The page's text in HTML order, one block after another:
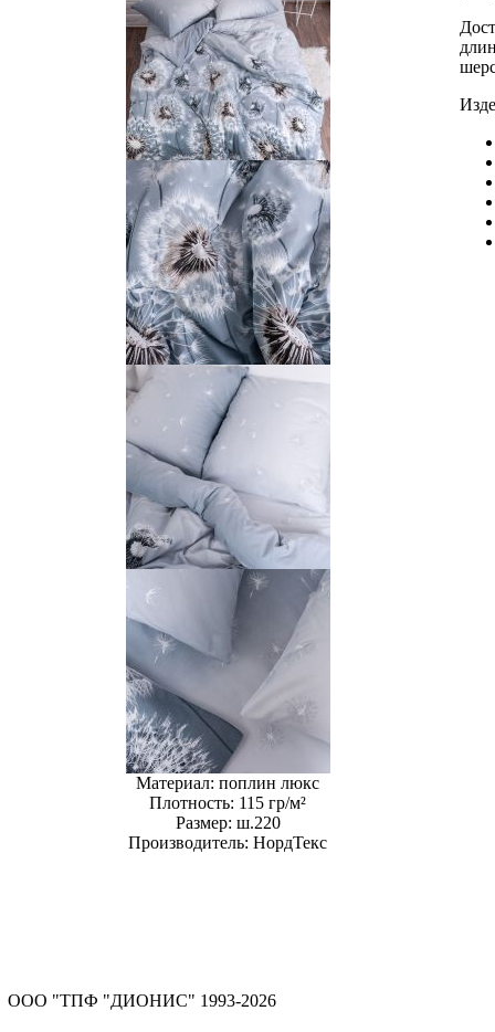
Материал: поплин люкс
Плотность: 115 гр/м²
Размер: ш.220
Производитель: НордТекс
ООО "ТПФ "ДИОНИС" 1993-2026